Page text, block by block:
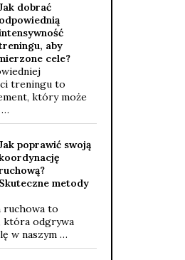
dobrać
odpowiednią
aby
cele?
treningu to
który może
…
poprawić swoją
Skuteczne metody
ruchowa to
która odgrywa
w naszym …